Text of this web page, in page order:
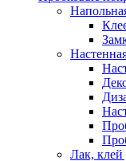
Лак,